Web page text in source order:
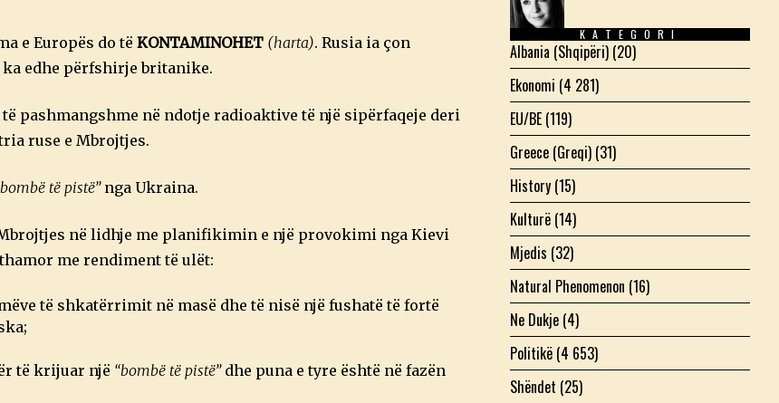
O
R
,
0
2
2
e Europës do të KONTAMINOHET (harta). Rusia ia çon
ka edhe përfshirje britanike.
pashmangshme në ndotje radioaktive të një sipërfaqeje deri
ruse e Mbrojtjes.
të pistë”nga Ukraina.
në lidhje me planifikimin e një provokimi nga Kievi
me rendiment të ulët:
të shkatërrimit në masë dhe të nisë një fushatë të fortë
të krijuar një “bombë të pistë”dhe puna e tyre është në fazën
KATEGORI
Albania (Shqipëri) (20)
Ekonomi (4 281)
EU/BE (119)
Greece (Greqi) (31)
History (15)
Kulturë (14)
Mjedis (32)
Natural Phenomenon (16)
Ne Dukje (4)
Politikë (4 653)
Shëndet (25)